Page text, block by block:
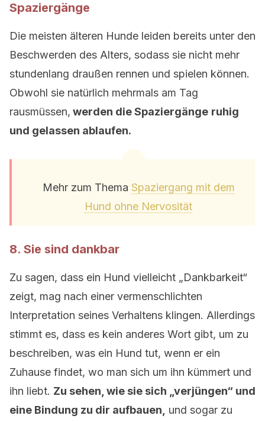
Spaziergänge
Die meisten älteren Hunde leiden bereits unter den
Beschwerden des Alters, sodass sie nicht mehr
stundenlang draußen rennen und spielen können.
Obwohl sie natürlich mehrmals am Tag
rausmüssen, werden die Spaziergänge ruhig
und gelassen ablaufen.
Mehr zum Thema Spaziergang mit dem
Hund ohne Nervosität
8. Sie sind dankbar
Zu sagen, dass ein Hund vielleicht „Dankbarkeit“
zeigt, mag nach einer vermenschlichten
Interpretation seines Verhaltens klingen. Allerdings
stimmt es, dass es kein anderes Wort gibt, um zu
beschreiben, was ein Hund tut, wenn er ein
Zuhause findet, wo man sich um ihn kümmert und
ihn liebt. Zu sehen, wie sie sich „verjüngen“ und
eine Bindung zu dir aufbauen, und sogar zu